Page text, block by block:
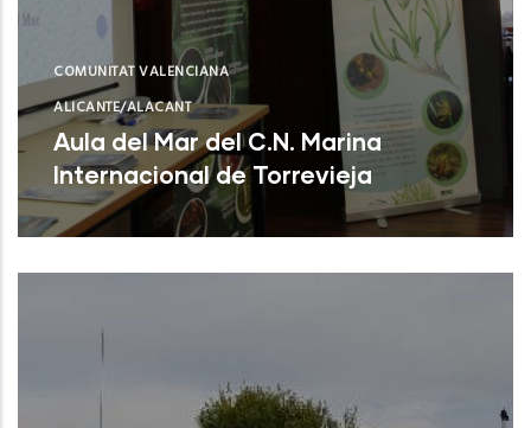
COMUNITAT VALENCIANA
ALICANTE/ALACANT
Aula del Mar del C.N. Marina
Internacional de Torrevieja
Torrevieja (Alicante)